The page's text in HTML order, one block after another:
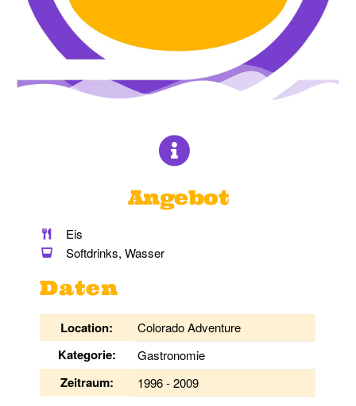
Angebot
Eis
Softdrinks, Wasser
Daten
Location: Colorado Adventure
Kategorie: Gastronomie
Zeitraum: 1996 - 2009